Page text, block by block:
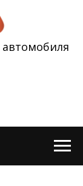
автомобиля